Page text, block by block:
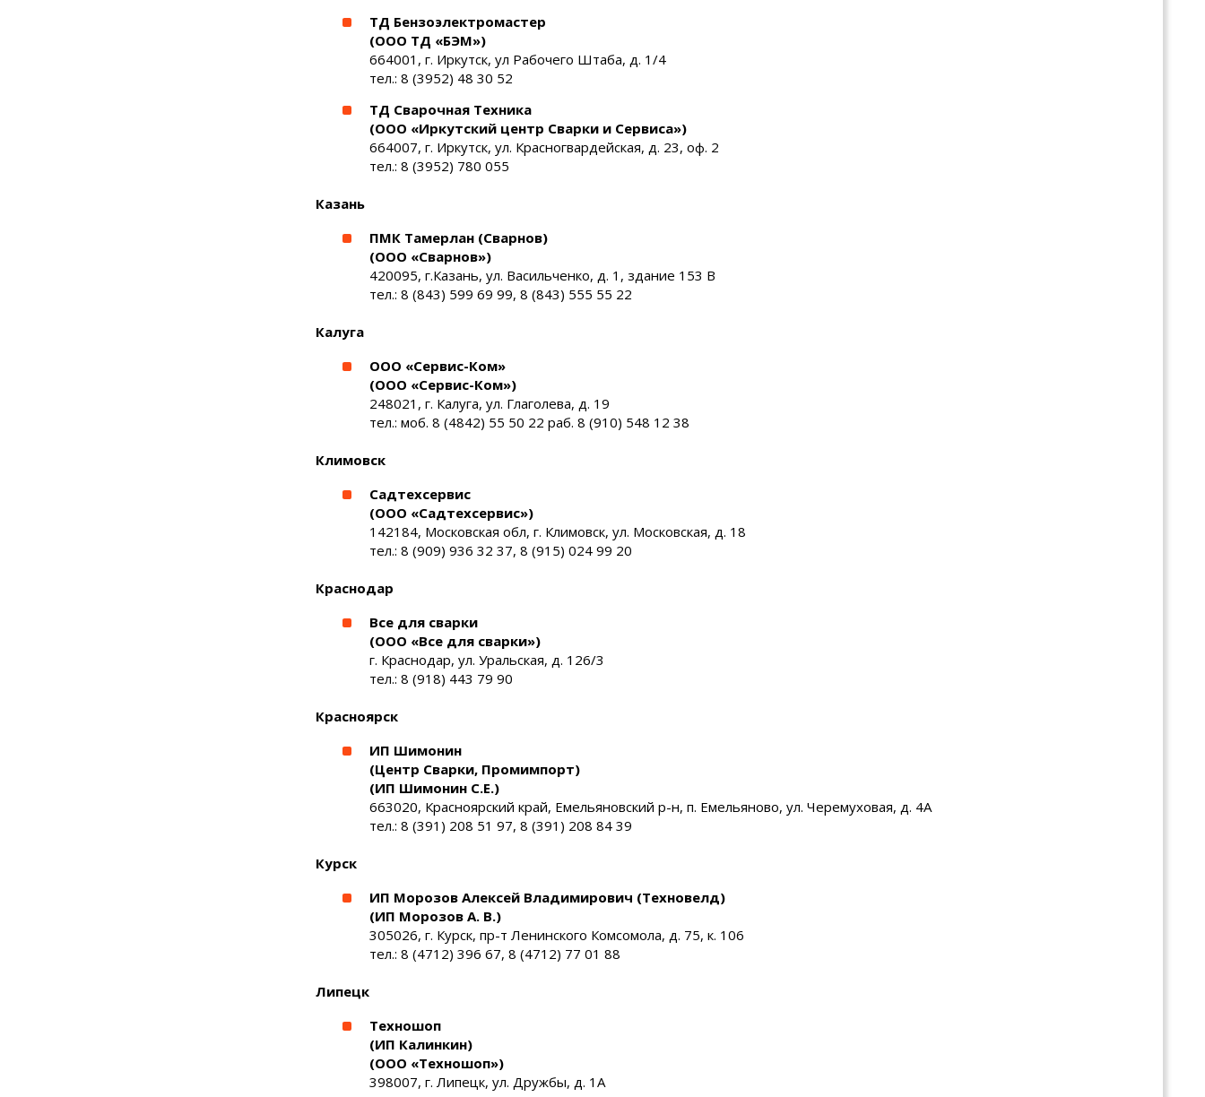
ТД Бензоэлектромастер
(ООО ТД «БЭМ»)
664001, г. Иркутск, ул Рабочего Штаба, д. 1/4
тел.: 8 (3952) 48 30 52
ТД Сварочная Техника
(ООО «Иркутский центр Сварки и Сервиса»)
664007, г. Иркутск, ул. Красногвардейская, д. 23, оф. 2
тел.: 8 (3952) 780 055
Казань
ПМК Тамерлан (Сварнов)
(ООО «Сварнов»)
420095, г.Казань, ул. Васильченко, д. 1, здание 153 В
тел.: 8 (843) 599 69 99, 8 (843) 555 55 22
Калуга
ООО «Сервис-Ком»
(ООО «Сервис-Ком»)
248021, г. Калуга, ул. Глаголева, д. 19
тел.: моб. 8 (4842) 55 50 22 раб. 8 (910) 548 12 38
Климовск
Садтехсервис
(ООО «Садтехсервис»)
142184, Московская обл, г. Климовск, ул. Московская, д. 18
тел.: 8 (909) 936 32 37, 8 (915) 024 99 20
Краснодар
Все для сварки
(ООО «Все для сварки»)
г. Краснодар, ул. Уральская, д. 126/3
тел.: 8 (918) 443 79 90
Красноярск
ИП Шимонин
(Центр Сварки, Промимпорт)
(ИП Шимонин С.Е.)
663020, Красноярский край, Емельяновский р-н, п. Емельяново, ул. Черемуховая, д. 4А
тел.: 8 (391) 208 51 97, 8 (391) 208 84 39
Курск
ИП Морозов Алексей Владимирович (Техновелд)
(ИП Морозов А. В.)
305026, г. Курск, пр-т Ленинского Комсомола, д. 75, к. 106
тел.: 8 (4712) 396 67, 8 (4712) 77 01 88
Липецк
Техношоп
(ИП Калинкин)
(ООО «Техношоп»)
398007, г. Липецк, ул. Дружбы, д. 1А